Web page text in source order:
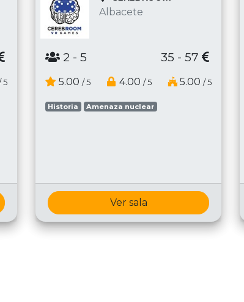
5
Albacete
2 - 5 35 - 57
5.00 / 5 4.00 / 5 5.00 / 5
Historia Amenaza nuclear
Ver sala